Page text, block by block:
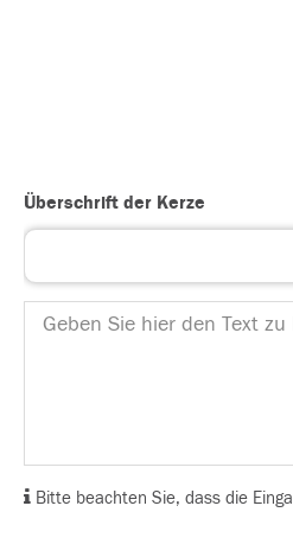
Überschrift der Kerze
Bitte beachten Sie, dass die